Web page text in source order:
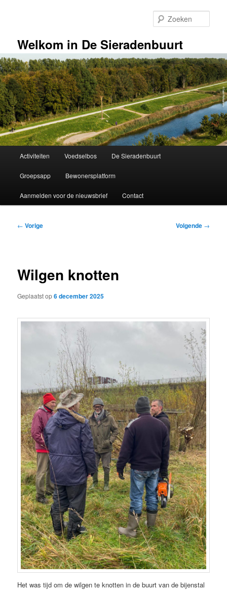
inhoudWelkom in De Sieradenbuurt
Activiteiten Voedselbos De Sieradenbuurt
Groepsapp Bewonersplatform
Aanmelden voor de nieuwsbrief Contact
Bericht
← Vorige Volgende →
Wilgen knotten
Geplaatst op6 december 2025
Het was tijd om de wilgen te knotten in de buurt van de bijenstal